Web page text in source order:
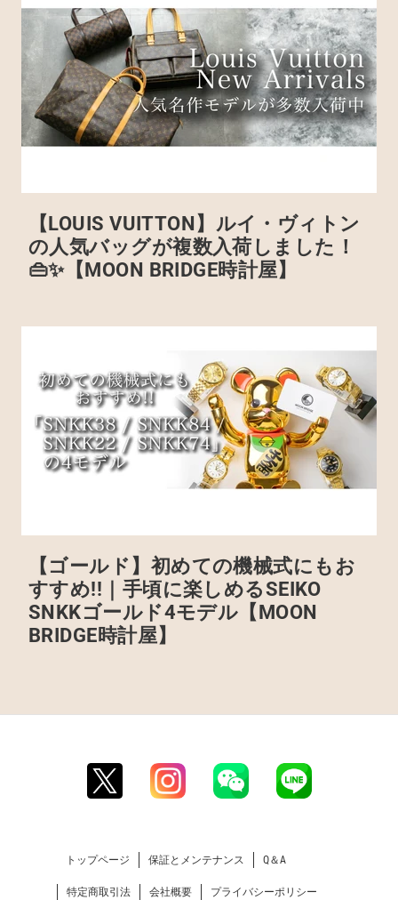
【LOUIS VUITTON】ルイ・ヴィトン
の人気バッグが複数入荷しました！
👜✨️【MOON BRIDGE時計屋】
【ゴールド】初めての機械式にもお
すすめ!!｜手頃に楽しめるSEIKO
SNKKゴールド4モデル【MOON
BRIDGE時計屋】
トップページ 保証とメンテナンス Q＆A
特定商取引法 会社概要 プライバシーポリシー